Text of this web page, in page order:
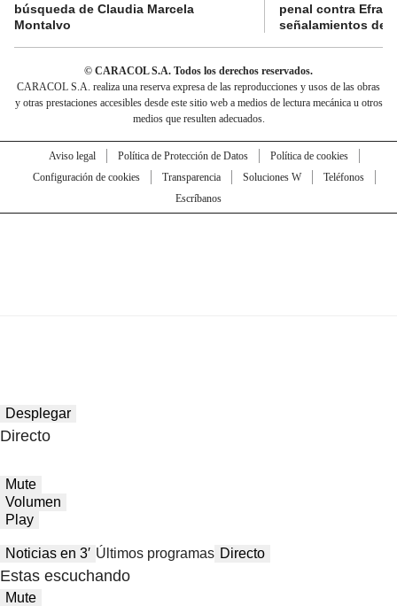
búsqueda de Claudia Marcela
Montalvo
penal contra
señalamientos de
© CARACOL S.A. Todos los derechos reservados.
CARACOL S.A. realiza una reserva expresa de las reproducciones y usos de las obras
y otras prestaciones accesibles desde este sitio web a medios de lectura mecánica u otros
medios que resulten adecuados.
Aviso legal Política de Protección de Datos
Política de cookies
Configuración de cookies
Transparencia Soluciones W
Teléfonos
Escríbanos
Desplegar
Directo
Mute
Volumen
Play
Noticias en 3′ Últimos programas Directo
Estas escuchando
Mute